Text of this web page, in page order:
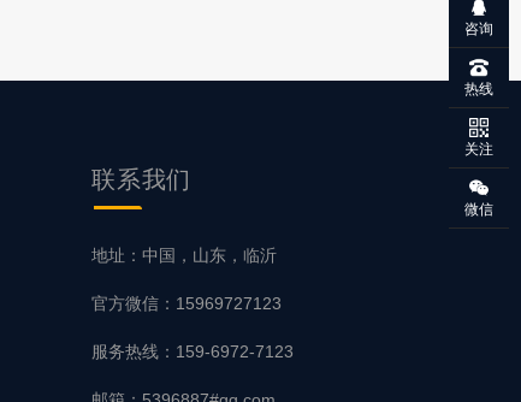
联系我们
地址：中国，山东，临沂
官方微信：15969727123
服务热线：159-6972-7123
咨询
热线
关注
微信